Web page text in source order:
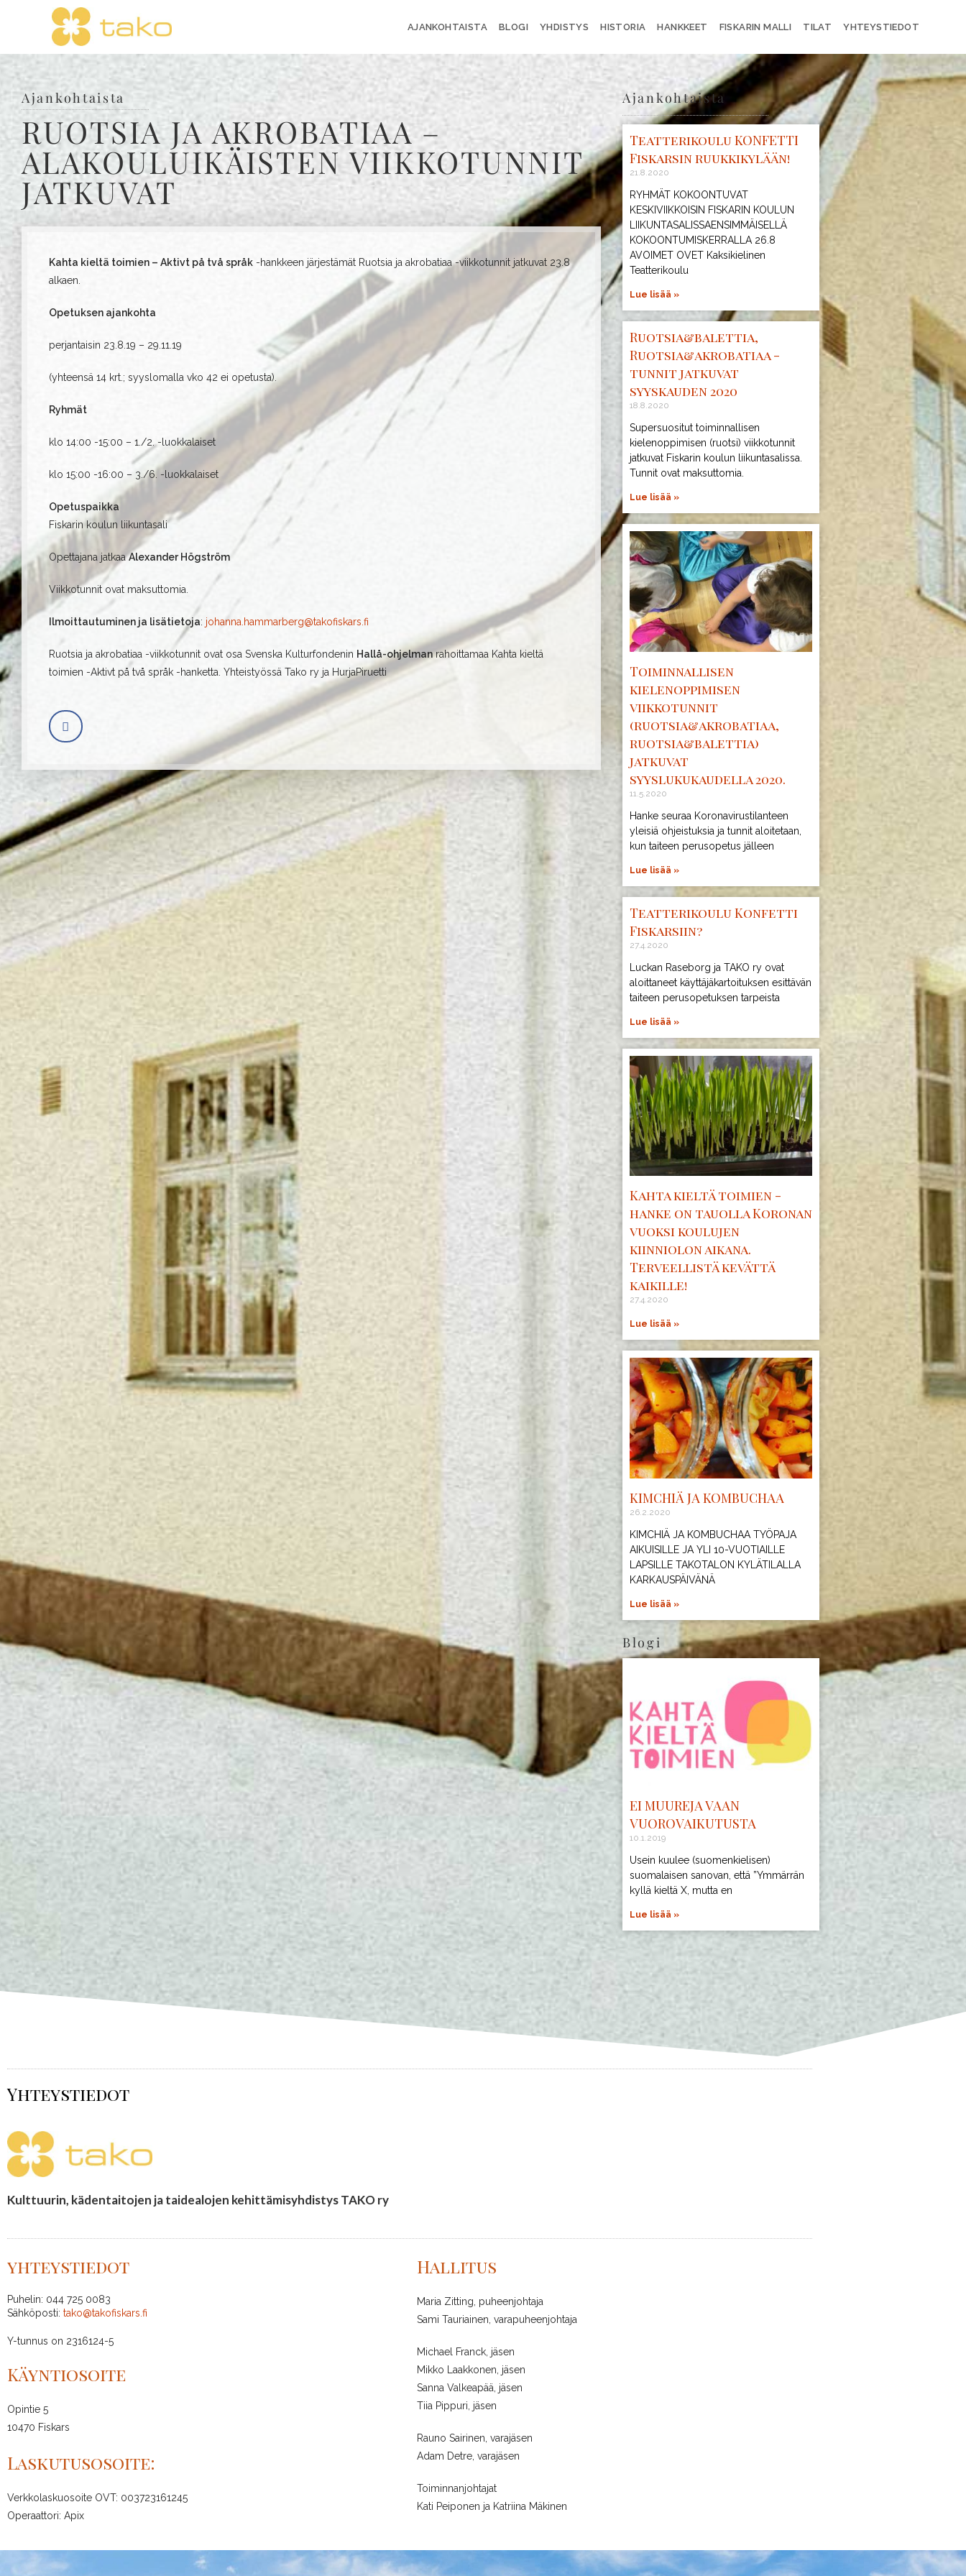
AJANKOHTAISTA BLOGI YHDISTYS HISTORIA HANKKEET FISKARIN MALLI TILAT YHTEYSTIEDOT
Ajankohtaista
RUOTSIA JA AKROBATIAA –
ALAKOULUIKÄISTEN VIIKKOTUNNIT
JATKUVAT
Kahta kieltä toimien – Aktivt på två språk -hankkeen järjestämät Ruotsia ja akrobatiaa -viikkotunnit jatkuvat 23.8
alkaen.
Opetuksen ajankohta
perjantaisin 23.8.19 – 29.11.19
(yhteensä 14 krt.; syyslomalla vko 42 ei opetusta).
Ryhmät
klo 14:00 -15:00 – 1./2. -luokkalaiset
klo 15:00 -16:00 – 3./6. -luokkalaiset
Opetuspaikka
Fiskarin koulun liikuntasali
Opettajana jatkaaAlexander Högström
Viikkotunnit ovat maksuttomia.
Ilmoittautuminen ja lisätietoja: johanna.hammarberg@takofiskars.fi
Ruotsia ja akrobatiaa -viikkotunnit ovat osa Svenska Kulturfondenin Hallå-ohjelmanrahoittamaa Kahta kieltä
toimien -Aktivt på två språk -hanketta. Yhteistyössä Tako ry ja HurjaPiruetti
Ajankohtaista
Teatterikoulu KONFETTI
Fiskarsin ruukkikylään!
21.8.2020
RYHMÄT KOKOONTUVAT
KESKIVIIKKOISIN FISKARIN KOULUN
LIIKUNTASALISSAENSIMMÄISELLÄ
KOKOONTUMISKERRALLA 26.8
AVOIMET OVET Kaksikielinen
Teatterikoulu
Lue lisää »
Ruotsia&balettia,
Ruotsia&akrobatiaa -
tunnit jatkuvat
syyskauden 2020
18.8.2020
Supersuositut toiminnallisen
kielenoppimisen (ruotsi) viikkotunnit
jatkuvat Fiskarin koulun liikuntasalissa.
Tunnit ovat maksuttomia.
Lue lisää »
Toiminnallisen
kielenoppimisen
viikkotunnit
(ruotsia&akrobatiaa,
ruotsia&balettia)
jatkuvat
syyslukukaudella 2020.
11.5.2020
Hanke seuraa Koronavirustilanteen
yleisiä ohjeistuksia ja tunnit aloitetaan,
kun taiteen perusopetus jälleen
Lue lisää »
Teatterikoulu Konfetti
Fiskarsiin?
27.4.2020
Luckan Raseborg ja TAKO ry ovat
aloittaneet käyttäjäkartoituksen esittävän
taiteen perusopetuksen tarpeista
Lue lisää »
Kahta kieltä toimien -
hanke on tauolla Koronan
vuoksi koulujen
kiinniolon aikana.
Terveellistä kevättä
kaikille!
27.4.2020
Lue lisää »
KIMCHIÄ JA KOMBUCHAA
26.2.2020
KIMCHIÄ JA KOMBUCHAA TYÖPAJA
AIKUISILLE JA YLI 10-VUOTIAILLE
LAPSILLE TAKOTALON KYLÄTILALLA
KARKAUSPÄIVÄNÄ
Lue lisää »
Blogi
EI MUUREJA VAAN
VUOROVAIKUTUSTA
10.1.2019
Usein kuulee (suomenkielisen)
suomalaisen sanovan, että ”Ymmärrän
kyllä kieltä X, mutta en
Lue lisää »
Yhteystiedot
Kulttuurin, kädentaitojen ja taidealojen kehittämisyhdistys TAKO ry
yhteystiedot
Puhelin: 044 725 0083
Sähköposti: tako@takofiskars.fi
Y-tunnus on 2316124-5
Käyntiosoite
Opintie 5
10470 Fiskars
Laskutusosoite:
Verkkolaskuosoite OVT: 003723161245
Operaattori: Apix
Hallitus
Maria Zitting, puheenjohtaja
Sami Tauriainen, varapuheenjohtaja
Michael Franck, jäsen
Mikko Laakkonen, jäsen
Sanna Valkeapää, jäsen
Tiia Pippuri, jäsen
Rauno Sairinen, varajäsen
Adam Detre, varajäsen
Toiminnanjohtajat
Kati Peiponen ja Katriina Mäkinen